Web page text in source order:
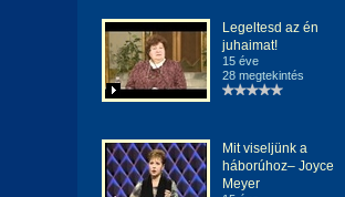
Legeltesd az én
juhaimat!
15 éve
28 megtekintés
Mit viseljünk a
háborúhoz– Joyce
Meyer